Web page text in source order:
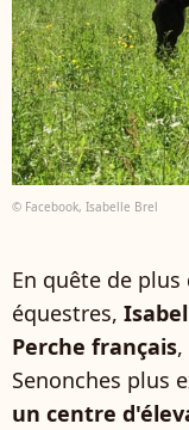
© Facebook, Isabelle Brel
En quête de plus
équestres,
Perche français
Senonches plus
un centre